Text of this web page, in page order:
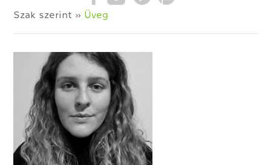
Szak szerint » Üveg